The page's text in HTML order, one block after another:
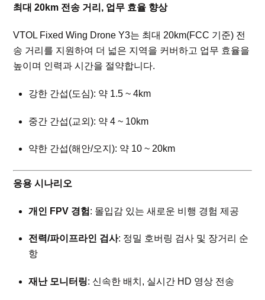
최대 20km 전송 거리, 업무 효율 향상
VTOL Fixed Wing Drone Y3는 최대 20km(FCC 기준) 전
송 거리를 지원하여 더 넓은 지역을 커버하고 업무 효율을
높이며 인력과 시간을 절약합니다.
강한 간섭(도심): 약 1.5 ~ 4km
중간 간섭(교외): 약 4 ~ 10km
약한 간섭(해안/오지): 약 10 ~ 20km
응용 시나리오
개인 FPV 경험 : 몰입감 있는 새로운 비행 경험 제공
전력/파이프라인 검사: 정밀 호버링 검사 및 장거리 순
항
재난 모니터링: 신속한 배치, 실시간 HD 영상 전송